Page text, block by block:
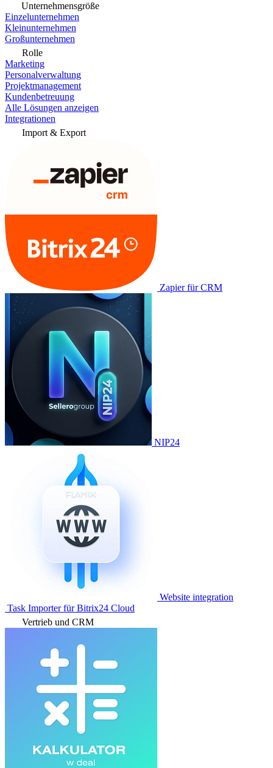
Unternehmensgröße
Einzelunternehmen
Kleinunternehmen
Großunternehmen
Rolle
Marketing
Personalverwaltung
Projektmanagement
Kundenbetreuung
Alle Lösungen anzeigen
Integrationen
Import & Export
Zapier für CRM
NIP24
Website integration
Task Importer für Bitrix24 Cloud
Vertrieb und CRM